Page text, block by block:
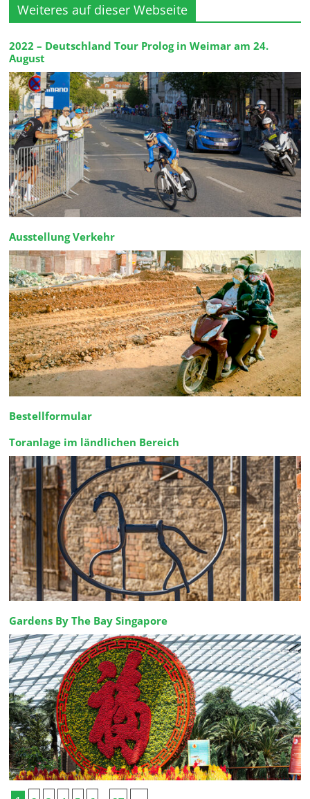
Weiteres auf dieser Webseite
2022 – Deutschland Tour Prolog in Weimar am 24.
August
Ausstellung Verkehr
Bestellformular
Toranlage im ländlichen Bereich
Gardens By The Bay Singapore